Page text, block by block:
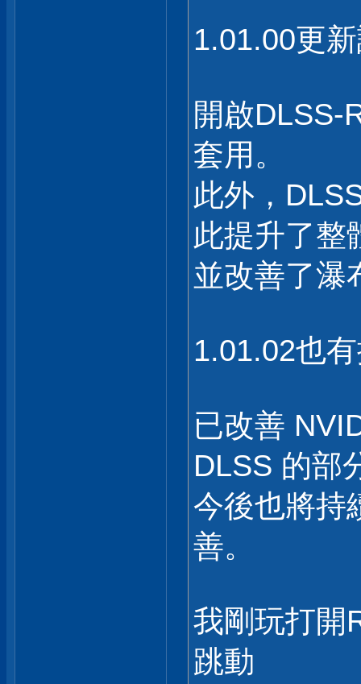
1.01.00更
開啟DLSS-
套用。
此外，
此提升了整
並改善了瀑
1.01.02也
已改善
DLSS 的部
今後也將持
善。
我剛玩打開
跳動